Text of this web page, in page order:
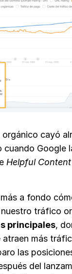
cayó
cuando Google
Helpful Content
a fondo
tráfico
principales,
atraen más
las
del